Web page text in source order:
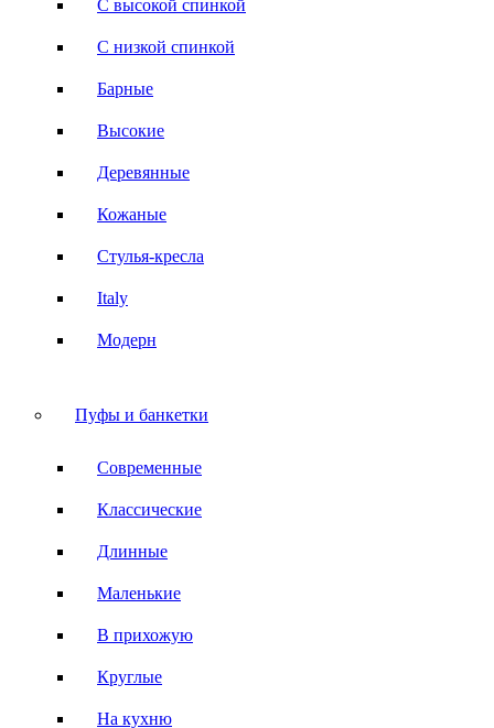
С высокой спинкой
С низкой спинкой
Барные
Высокие
Деревянные
Кожаные
Стулья-кресла
Italy
Модерн
Пуфы и банкетки
Современные
Классические
Длинные
Маленькие
В прихожую
Круглые
На кухню